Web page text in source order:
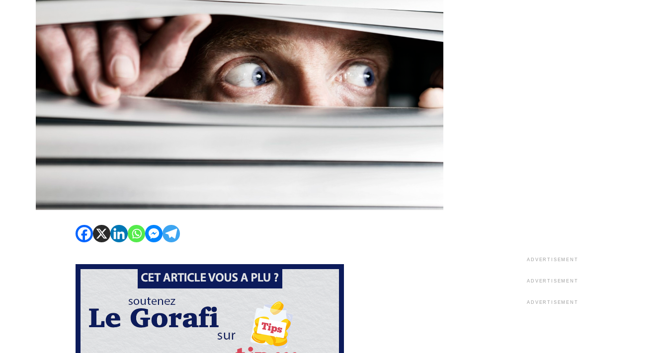
ADVERTISEMENT
ADVERTISEMENT
ADVERTISEMENT